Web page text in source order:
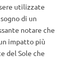
utilizzate
di un
notare che
impatto più
del Sole che